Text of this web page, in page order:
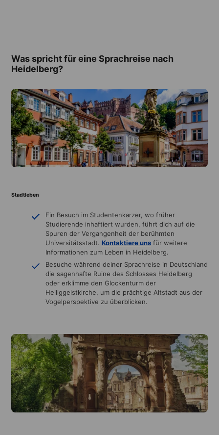
Was spricht für eine Sprachreise nach
Heidelberg?
Stadtleben
Ein Besuch im Studentenkarzer, wo früher
Studierende inhaftiert wurden, führt dich auf die
Spuren der Vergangenheit der berühmten
Universitätsstadt. Kontaktiere uns für weitere
Informationen zum Leben in Heidelberg.
Besuche während deiner Sprachreise in Deutschland
die sagenhafte Ruine des Schlosses Heidelberg
oder erklimme den Glockenturm der
Heiliggeistkirche, um die prächtige Altstadt aus der
Vogelperspektive zu überblicken.